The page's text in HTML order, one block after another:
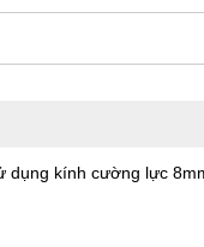
kính cường lực